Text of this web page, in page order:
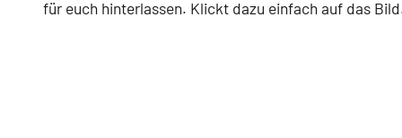
für euch hinterlassen. Klickt dazu einfach auf das